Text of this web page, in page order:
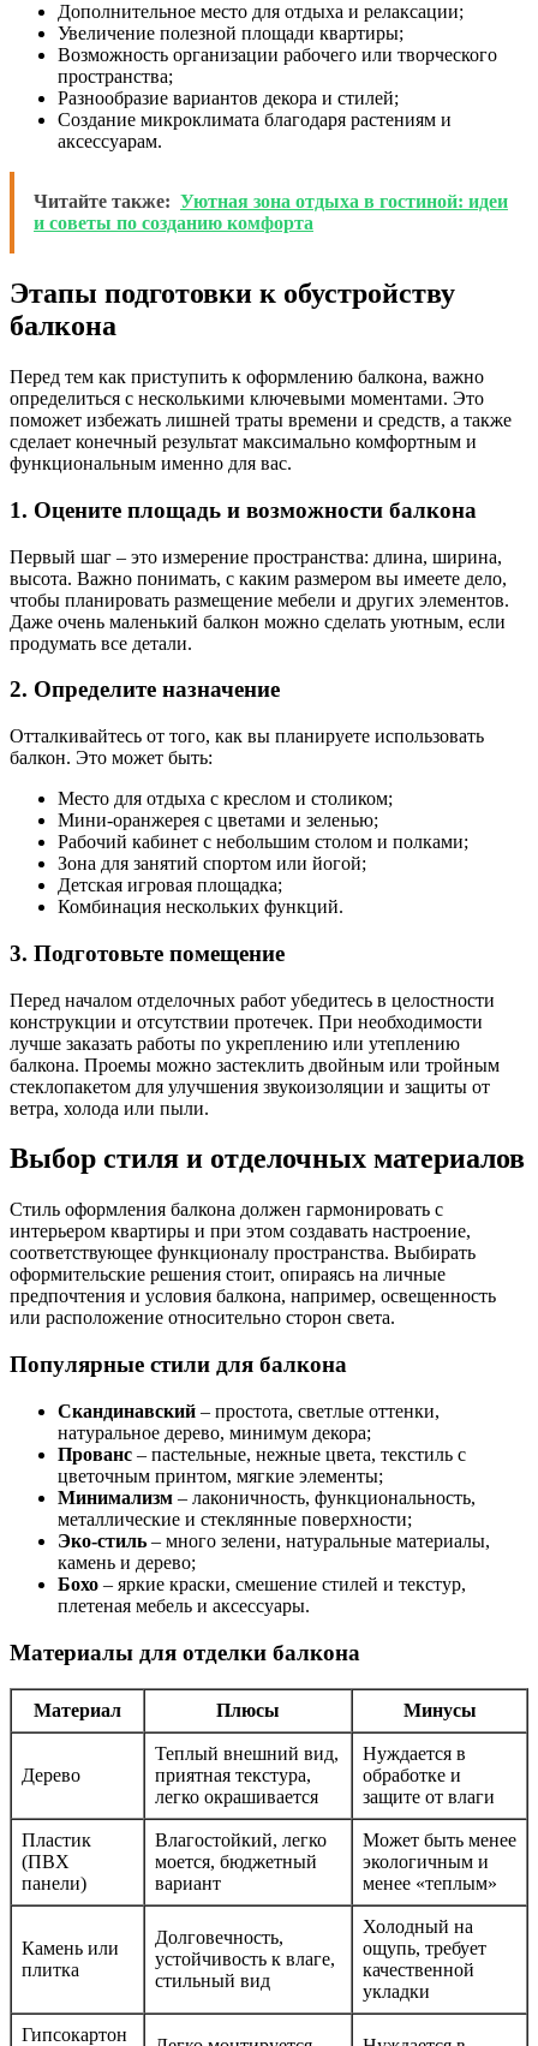
Дополнительное место для отдыха и релаксации;
Увеличение полезной площади квартиры;
Возможность организации рабочего или творческого
пространства;
Разнообразие вариантов декора и стилей;
Создание микроклимата благодаря растениям и
аксессуарам.
Читайте также: Уютная зона отдыха в гостиной: идеи
и советы по созданию комфорта
Этапы подготовки к обустройству
балкона
Перед тем как приступить к оформлению балкона, важно
определиться с несколькими ключевыми моментами. Это
поможет избежать лишней траты времени и средств, а также
сделает конечный результат максимально комфортным и
функциональным именно для вас.
1. Оцените площадь и возможности балкона
Первый шаг – это измерение пространства: длина, ширина,
высота. Важно понимать, с каким размером вы имеете дело,
чтобы планировать размещение мебели и других элементов.
Даже очень маленький балкон можно сделать уютным, если
продумать все детали.
2. Определите назначение
Отталкивайтесь от того, как вы планируете использовать
балкон. Это может быть:
Место для отдыха с креслом и столиком;
Мини-оранжерея с цветами и зеленью;
Рабочий кабинет с небольшим столом и полками;
Зона для занятий спортом или йогой;
Детская игровая площадка;
Комбинация нескольких функций.
3. Подготовьте помещение
Перед началом отделочных работ убедитесь в целостности
конструкции и отсутствии протечек. При необходимости
лучше заказать работы по укреплению или утеплению
балкона. Проемы можно застеклить двойным или тройным
стеклопакетом для улучшения звукоизоляции и защиты от
ветра, холода или пыли.
Выбор стиля и отделочных материалов
Стиль оформления балкона должен гармонировать с
интерьером квартиры и при этом создавать настроение,
соответствующее функционалу пространства. Выбирать
оформительские решения стоит, опираясь на личные
предпочтения и условия балкона, например, освещенность
или расположение относительно сторон света.
Популярные стили для балкона
Скандинавский – простота, светлые оттенки,
натуральное дерево, минимум декора;
Прованс – пастельные, нежные цвета, текстиль с
цветочным принтом, мягкие элементы;
Минимализм – лаконичность, функциональность,
металлические и стеклянные поверхности;
Эко-стиль – много зелени, натуральные материалы,
камень и дерево;
Бохо – яркие краски, смешение стилей и текстур,
плетеная мебель и аксессуары.
Материалы для отделки балкона
Материал Плюсы Минусы
Дерево
Теплый внешний вид,
приятная текстура,
легко окрашивается
Нуждается в
обработке и
защите от влаги
Пластик
(ПВХ
панели)
Влагостойкий, легко
моется, бюджетный
вариант
Может быть менее
экологичным и
менее «теплым»
Камень или
плитка
Долговечность,
устойчивость к влаге,
стильный вид
Холодный на
ощупь, требует
качественной
укладки
Гипсокартон